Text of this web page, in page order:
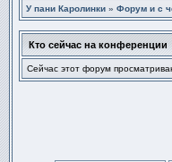
У пани Каролинки » Форум и с
Кто сейчас на конференции
Сейчас этот форум